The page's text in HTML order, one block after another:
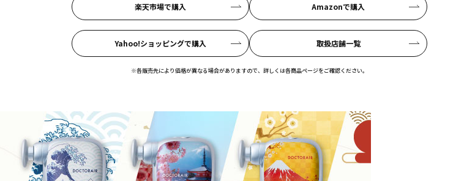
楽天市場で購入 Amazonで購入
Yahoo!ショッピングで購入 取扱店舗一覧​
※各販売先により価格が異なる場合がありますので、詳しくは各商品ページをご確認ください。​